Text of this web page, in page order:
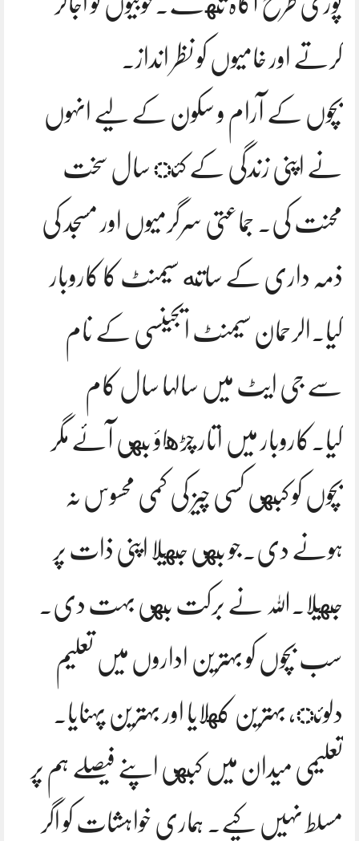
کرتے اور خامیوں کو نظر انداز.
بچوں کے آرام و سکون کے لیے انہوں
نے اپنی زندگی کے کئ سال سخت
محنت کی. جماعتی سرگرمیوں اور مسجد کی
ذمہ داری کے ساته سیمنٹ کا کاروبار
کیا.الرحمان سیمنٹ ایجینسی کے نام
سے جی ایٹ میں سالہا سال کام
کیا.کاروبار میں اتار چڑهاؤ بهی آئے مگر
بچوں کو کبهی کسی چیز کی کمی محسوس نہ
ہونے دی.جو بهی جهیلا اپنی ذات پر
جهیلا.اللہ نے برکت بهی بہت دی.
سب بچوں کو بہترین اداروں میں تعلیم
دلوئ، بہترین کهلایا اور بہترین پہنایا.
تعلیمی میدان میں کبهی اپنے فیصلے ہم پر
مسلط نہیں کیے. ہماری خواہشات کو اگر